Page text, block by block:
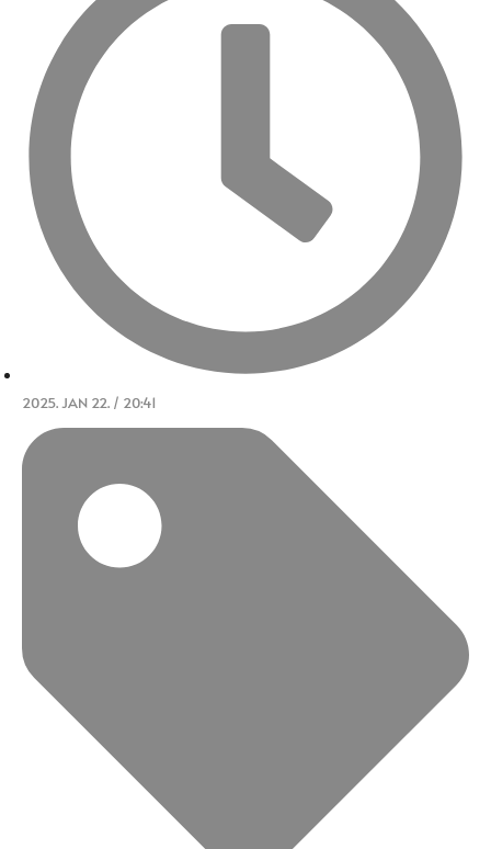
2025. JAN 22. / 20:41